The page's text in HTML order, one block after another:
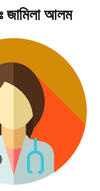
জামিলা আলম